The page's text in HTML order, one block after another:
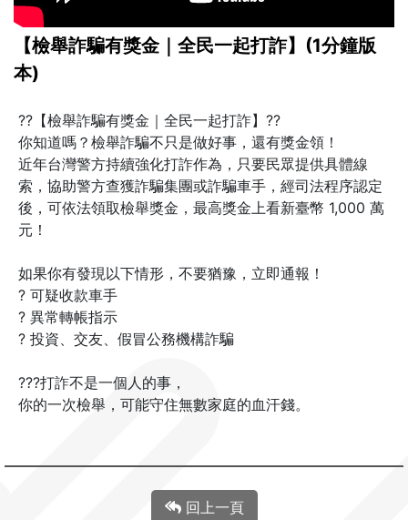
【檢舉詐騙有獎金｜全民一起打詐】(1分鐘版
本)
??【檢舉詐騙有獎金｜全民一起打詐】??
你知道嗎？檢舉詐騙不只是做好事，還有獎金領！
近年台灣警方持續強化打詐作為，只要民眾提供具體線
索，協助警方查獲詐騙集團或詐騙車手，經司法程序認定
後，可依法領取檢舉獎金，最高獎金上看新臺幣 1,000 萬
元！
如果你有發現以下情形，不要猶豫，立即通報！
? 可疑收款車手
? 異常轉帳指示
? 投資、交友、假冒公務機構詐騙
???打詐不是一個人的事，
你的一次檢舉，可能守住無數家庭的血汗錢。
回上一頁